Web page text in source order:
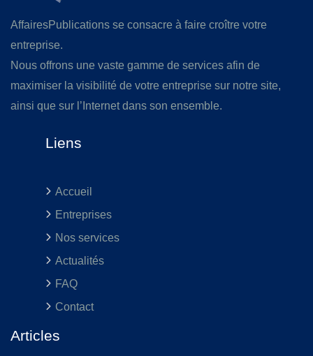
AffairesPublications se consacre à faire croître votre
entreprise.
Nous offrons une vaste gamme de services afin de
maximiser la visibilité de votre entreprise sur notre site,
ainsi que sur l’Internet dans son ensemble.
Liens
Accueil
Entreprises
Nos services
Actualités
FAQ
Contact
Articles